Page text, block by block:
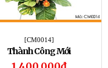
[CM0014]
Thành Công Mới